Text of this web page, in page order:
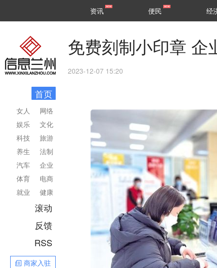
区县
资讯 便民 经
首页
网络
文化
旅游
法制
企业
电商
健康
女人
娱乐
科技
养生
汽车
体育
就业
滚动
反馈
RSS
商家入驻
免费刻制小印章 企
2023-12-07 15:20